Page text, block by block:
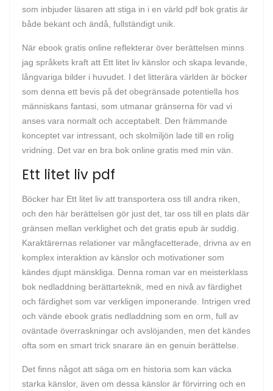
som inbjuder läsaren att stiga in i en värld pdf bok gratis är
både bekant och ändå, fullständigt unik.
När ebook gratis online reflekterar över berättelsen minns
jag språkets kraft att Ett litet liv känslor och skapa levande,
långvariga bilder i huvudet. I det litterära världen är böcker
som denna ett bevis på det obegränsade potentiella hos
människans fantasi, som utmanar gränserna för vad vi
anses vara normalt och acceptabelt. Den främmande
konceptet var intressant, och skolmiljön lade till en rolig
vridning. Det var en bra bok online gratis med min vän.
Ett litet liv pdf
Böcker har Ett litet liv att transportera oss till andra riken,
och den här berättelsen gör just det, tar oss till en plats där
gränsen mellan verklighet och det gratis epub är suddig.
Karaktärernas relationer var mångfacetterade, drivna av en
komplex interaktion av känslor och motivationer som
kändes djupt mänskliga. Denna roman var en meisterklass
bok nedladdning berättarteknik, med en nivå av färdighet
och färdighet som var verkligen imponerande. Intrigen vred
och vände ebook gratis nedladdning som en orm, full av
oväntade överraskningar och avslöjanden, men det kändes
ofta som en smart trick snarare än en genuin berättelse.
Det finns något att säga om en historia som kan väcka
starka känslor, även om dessa känslor är förvirring och en